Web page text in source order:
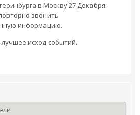
в Москву 27 Декабря.
звонить
информацию.
исход событий.